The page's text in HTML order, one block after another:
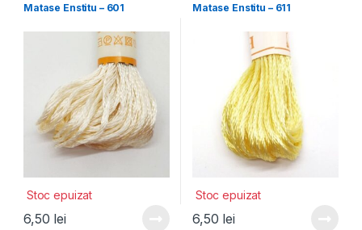
Matase Enstitu – 601
Stoc epuizat
6,50 lei
Matase Enstitu – 611
Stoc epuizat
6,50 lei